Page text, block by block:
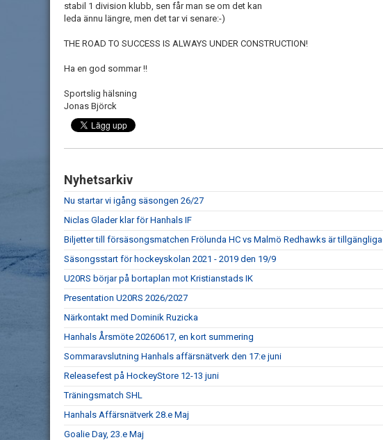
stabil 1 division klubb, sen får man se om det kan
leda ännu längre, men det tar vi senare:-)
THE ROAD TO SUCCESS IS ALWAYS UNDER CONSTRUCTION!
Ha en god sommar !!
Sportslig hälsning
Jonas Björck
Nyhetsarkiv
Nu startar vi igång säsongen 26/27
Niclas Glader klar för Hanhals IF
Biljetter till försäsongsmatchen Frölunda HC vs Malmö Redhawks är tillgängliga
Säsongsstart för hockeyskolan 2021 - 2019 den 19/9
U20RS börjar på bortaplan mot Kristianstads IK
Presentation U20RS 2026/2027
Närkontakt med Dominik Ruzicka
Hanhals Årsmöte 20260617, en kort summering
Sommaravslutning Hanhals affärsnätverk den 17:e juni
Releasefest på HockeyStore 12-13 juni
Träningsmatch SHL
Hanhals Affärsnätverk 28.e Maj
Goalie Day, 23.e Maj